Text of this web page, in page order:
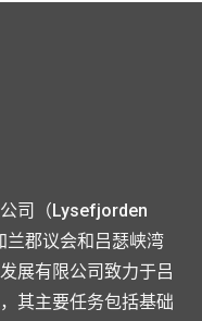
司（Lysefjorden
兰郡议会和吕瑟峡湾
展有限公司致力于吕
其主要任务包括基础